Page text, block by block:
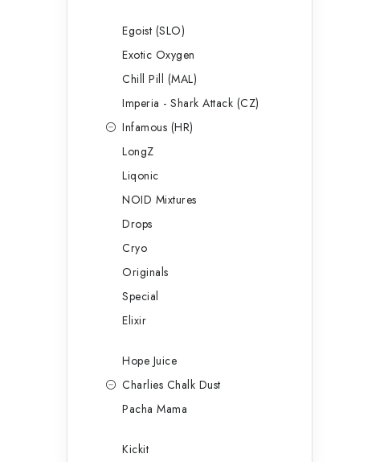
Egoist (SLO)
Exotic Oxygen
Chill Pill (MAL)
Imperia - Shark Attack (CZ)
Infamous (HR)
LongZ
Liqonic
NOID Mixtures
Drops
Cryo
Originals
Special
Elixir
Hope Juice
Charlies Chalk Dust
Pacha Mama
Kickit